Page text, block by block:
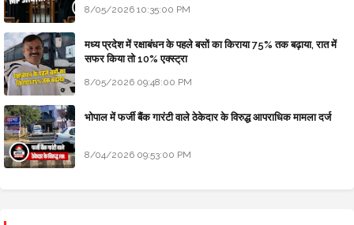
8/05/2026 10:35:00 PM
मध्य प्रदेश में रक्षाबंधन के पहले बसों का किराया 75% तक बढ़ाया, रात में
सफर किया तो 10% एक्स्ट्रा
8/05/2026 09:48:00 PM
भोपाल में फर्जी बैंक गारंटी वाले ठेकेदार के विरुद्ध आपराधिक मामला दर्ज
8/04/2026 09:53:00 PM